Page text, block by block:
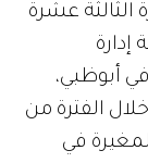
الثالثة عشرة
في أبوظبي،
الفترة من
المغيرة في